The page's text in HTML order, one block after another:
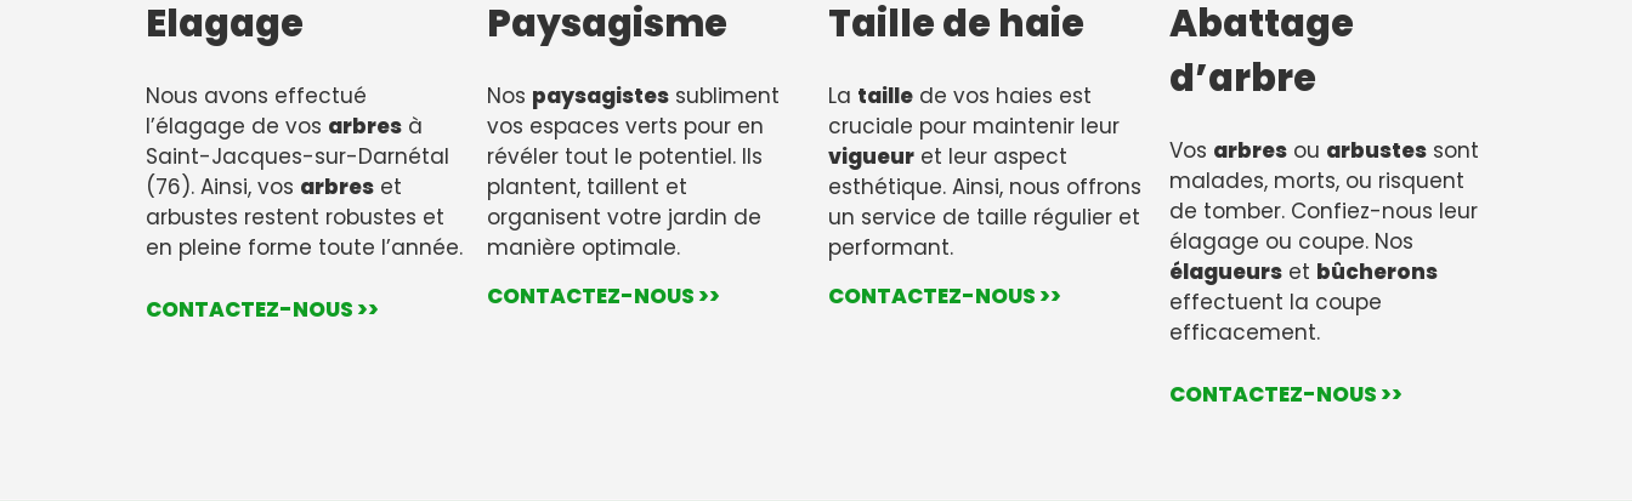
Elagage
Nous avons effectué
l’élagage de vos arbres à
Saint-Jacques-sur-Darnétal
(76). Ainsi, vos arbres et
arbustes restent robustes et
en pleine forme toute l’année.
CONTACTEZ-NOUS >>
Paysagisme
Nos paysagistes subliment
vos espaces verts pour en
révéler tout le potentiel. Ils
plantent, taillent et
organisent votre jardin de
manière optimale.
CONTACTEZ-NOUS >>
Taille de haie
La taille de vos haies est
cruciale pour maintenir leur
vigueur et leur aspect
esthétique. Ainsi, nous offrons
un service de taille régulier et
performant.
CONTACTEZ-NOUS >>
Abattage
d’arbre
Vos arbres ou arbustes sont
malades, morts, ou risquent
de tomber. Confiez-nous leur
élagage ou coupe. Nos
élagueurs et bûcherons
effectuent la coupe
efficacement.
CONTACTEZ-NOUS >>